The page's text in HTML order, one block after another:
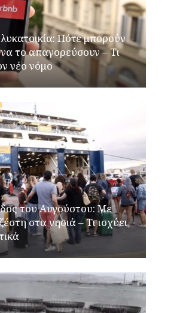
Πότε μπορούν
να το απαγορεύσουν – Τι
νέο νόμο
του Αυγούστου: Με
στα νησιά – Τι ισχύει